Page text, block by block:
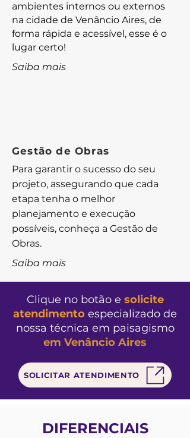
ambientes internos ou externos
na cidade de Venâncio Aires, de
forma rápida e acessível, esse é o
lugar certo!
Saiba mais
Gestão de Obras
Para garantir o sucesso do seu
projeto, assegurando que cada
etapa tenha o melhor
planejamento e execução
possíveis, conheça a Gestão de
Obras.
Saiba mais
Clique no botão e solicite
atendimento especializado de
nossa técnica em paisagismo
em Venâncio Aires
SOLICITAR ATENDIMENTO
DIFERENCIAIS